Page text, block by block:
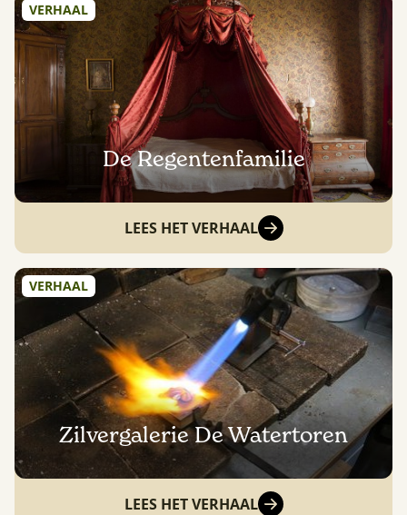
VERHAAL
De Regentenfamilie
LEES HET VERHAAL
VERHAAL
Zilvergalerie De Watertoren
LEES HET VERHAAL